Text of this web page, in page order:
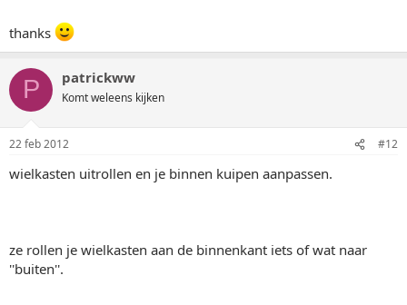
thanks
P patrickww
Komt weleens kijken
22 feb 2012 #12
wielkasten uitrollen en je binnen kuipen aanpassen.
ze rollen je wielkasten aan de binnenkant iets of wat naar
''buiten''.